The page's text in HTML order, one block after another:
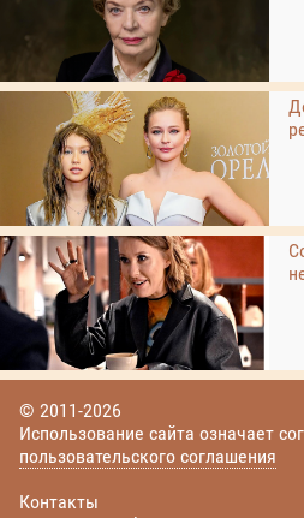
© 2011-2026
Использование сайта означает
пользовательского соглашения
Контакты